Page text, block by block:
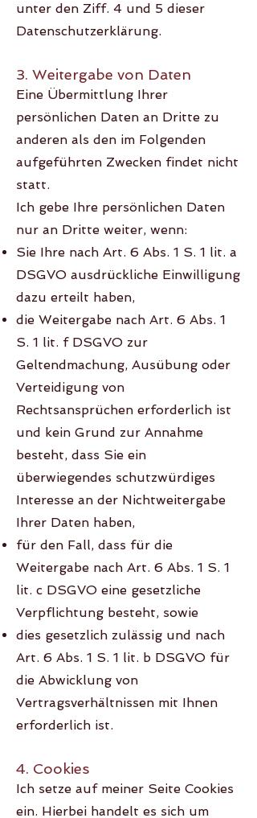
unter den Ziff. 4 und 5 dieser
Datenschutzerklärung.
3. Weitergabe von Daten
Eine Übermittlung Ihrer
persönlichen Daten an Dritte zu
anderen als den im Folgenden
aufgeführten Zwecken findet nicht
statt.
Ich gebe Ihre persönlichen Daten
nur an Dritte weiter, wenn:
Sie Ihre nach Art. 6 Abs. 1 S. 1 lit. a
DSGVO ausdrückliche Einwilligung
dazu erteilt haben,
die Weitergabe nach Art. 6 Abs. 1
S. 1 lit. f DSGVO zur
Geltendmachung, Ausübung oder
Verteidigung von
Rechtsansprüchen erforderlich ist
und kein Grund zur Annahme
besteht, dass Sie ein
überwiegendes schutzwürdiges
Interesse an der Nichtweitergabe
Ihrer Daten haben,
für den Fall, dass für die
Weitergabe nach Art. 6 Abs. 1 S. 1
lit. c DSGVO eine gesetzliche
Verpflichtung besteht, sowie
dies gesetzlich zulässig und nach
Art. 6 Abs. 1 S. 1 lit. b DSGVO für
die Abwicklung von
Vertragsverhältnissen mit Ihnen
erforderlich ist.
4. Cookies
Ich setze auf meiner Seite Cookies
ein. Hierbei handelt es sich um